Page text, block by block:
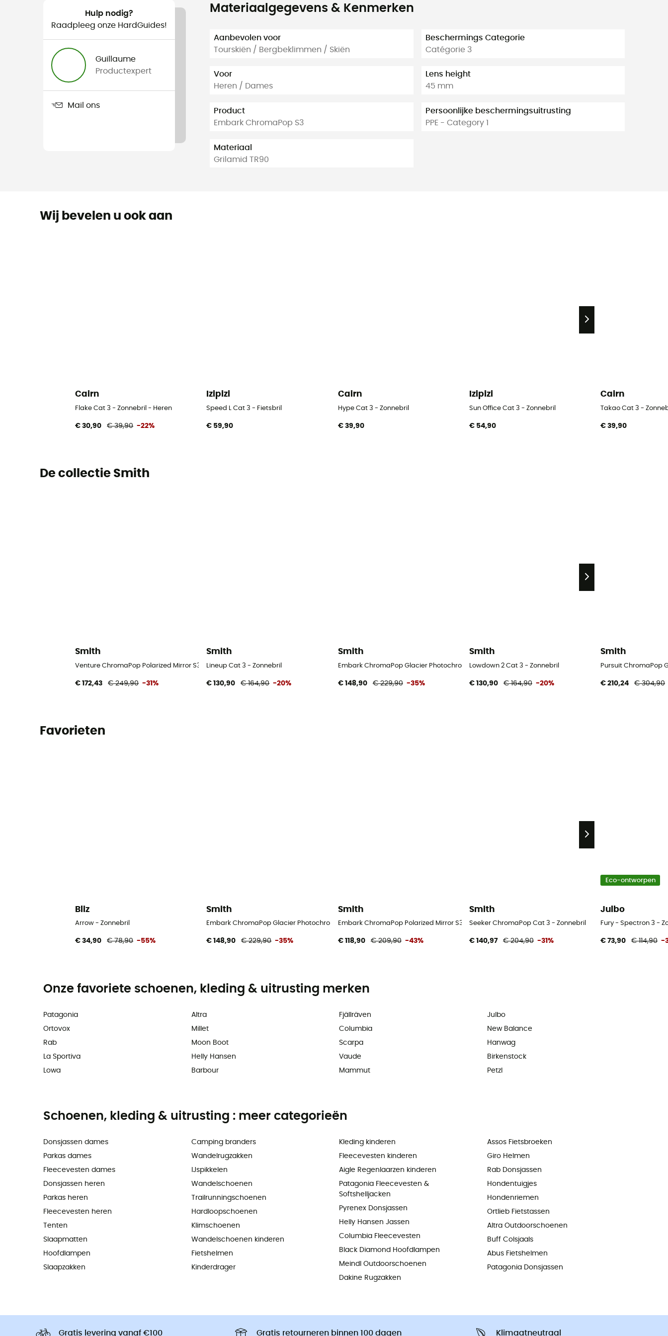
Hulp nodig?
Raadpleeg onze HardGuides!
Guillaume
Productexpert
Mail ons
Materiaalgegevens & Kenmerken
Aanbevolen voor
Tourskiën / Bergbeklimmen / Skiën
Voor
Heren / Dames
Product
Embark ChromaPop S3
Materiaal
Grilamid TR90
Beschermings Categorie
Catégorie 3
Lens height
45 mm
Persoonlijke beschermingsuitrusting
PPE - Category 1
Wij bevelen u ook aan
Cairn
Flake Cat 3 - Zonnebril - Heren
€ 30,90 € 39,90 -22%
Izipizi
Speed L Cat 3 - Fietsbril
€ 59,90
Cairn
Hype Cat 3 - Zonnebril
€ 39,90
Izipizi
Sun Office Cat 3 - Zonnebril
€ 54,90
Cairn
Takao Cat 3 -
€ 39,90
De collectie Smith
Smith
Venture ChromaPop Polarized Mirror S3 - Gletsjerbril
€ 172,43 € 249,90 -31%
Smith
Lineup Cat 3 - Zonnebril
€ 130,90 € 164,90 -20%
Smith
Embark ChromaPop Glacier Photochromic - Gletsjerbril
€ 148,90 € 229,90 -35%
Smith
Lowdown 2 Cat 3 - Zonnebril
€ 130,90 € 164,90 -20%
Smith
Pursuit ChromaPop
€ 210,24 € 304,90
Favorieten
Bliz
Arrow - Zonnebril
€ 34,90 € 78,90 -55%
Smith
Embark ChromaPop Glacier Photochromic - Gletsjerbril
€ 148,90 € 229,90 -35%
Smith
Embark ChromaPop Polarized Mirror S3 - Gletsjerbril
€ 118,90 € 209,90 -43%
Smith
Seeker ChromaPop Cat 3 - Zonnebril
€ 140,97 € 204,90 -31%
Eco-ontworpen
Julbo
Fury - Spectron 3 -
€ 73,90 € 114,90 -
Onze favoriete schoenen, kleding & uitrusting merken
Patagonia
Ortovox
Rab
La Sportiva
Lowa
Altra
Millet
Moon Boot
Helly Hansen
Barbour
Fjällräven
Columbia
Scarpa
Vaude
Mammut
Julbo
New Balance
Hanwag
Birkenstock
Petzl
Schoenen, kleding & uitrusting : meer categorieën
Donsjassen dames
Parkas dames
Fleecevesten dames
Donsjassen heren
Parkas heren
Fleecevesten heren
Tenten
Slaapmatten
Hoofdlampen
Slaapzakken
Camping branders
Wandelrugzakken
IJspikkelen
Wandelschoenen
Trailrunningschoenen
Hardloopschoenen
Klimschoenen
Wandelschoenen kinderen
Fietshelmen
Kinderdrager
Kleding kinderen
Fleecevesten kinderen
Aigle Regenlaarzen kinderen
Patagonia Fleecevesten &
Softshelljacken
Pyrenex Donsjassen
Helly Hansen Jassen
Columbia Fleecevesten
Black Diamond Hoofdlampen
Meindl Outdoorschoenen
Dakine Rugzakken
Assos Fietsbroeken
Giro Helmen
Rab Donsjassen
Hondentuigjes
Hondenriemen
Ortlieb Fietstassen
Altra Outdoorschoenen
Buff Colsjaals
Abus Fietshelmen
Patagonia Donsjassen
Gratis levering vanaf €100 Gratis retourneren binnen 100 dagen Klimaatneutraal